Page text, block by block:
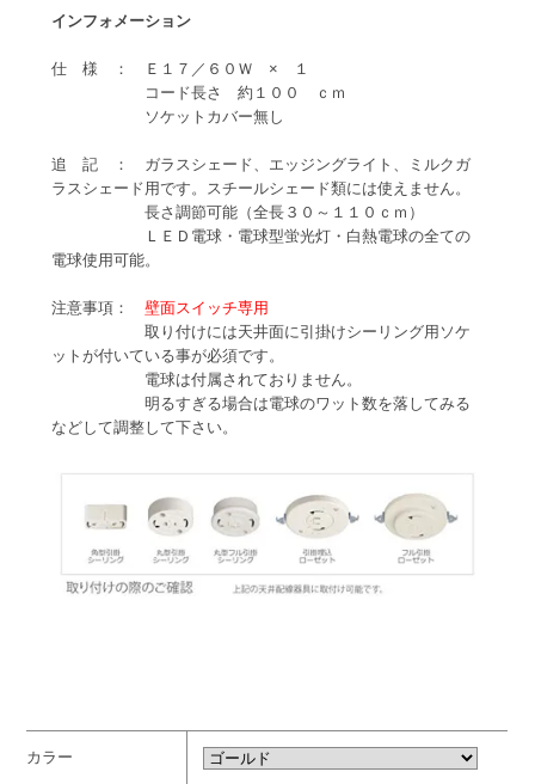
インフォメーション
仕 様 ： Ｅ１７／６０Ｗ × １
コード長さ 約１００ ｃｍ
ソケットカバー無し
追 記 ： ガラスシェード、エッジングライト、ミルクガ
ラスシェード用です。スチールシェード類には使えません。
長さ調節可能（全長３０～１１０ｃｍ）
ＬＥＤ電球・電球型蛍光灯・白熱電球の全ての
電球使用可能。
注意事項： 壁面スイッチ専用
取り付けには天井面に引掛けシーリング用ソケ
ットが付いている事が必須です。
電球は付属されておりません。
明るすぎる場合は電球のワット数を落してみる
などして調整して下さい。
カラー